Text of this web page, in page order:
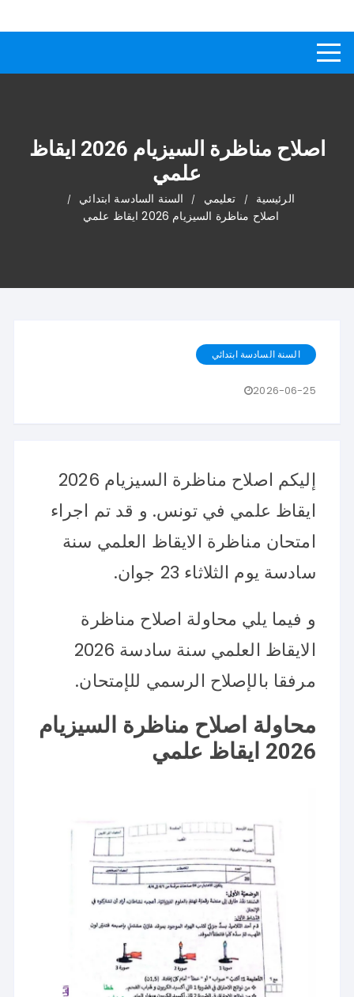
المحتوى
اصلاح مناظرة السيزيام 2026 ايقاظ
علمي
الرئيسية تعليمي
السنة السادسة ابتدائي
اصلاح مناظرة السيزيام 2026 ايقاظ علمي
السنة السادسة ابتدائي
2026-06-25
إليكم اصلاح مناظرة السيزيام 2026
ايقاظ علمي في تونس. و قد تم اجراء
امتحان مناظرة الايقاظ العلمي سنة
سادسة يوم الثلاثاء 23 جوان.
و فيما يلي محاولة اصلاح مناظرة
الايقاظ العلمي سنة سادسة 2026
مرفقا بالإصلاح الرسمي للإمتحان.
محاولة اصلاح مناظرة السيزيام
2026 ايقاظ علمي